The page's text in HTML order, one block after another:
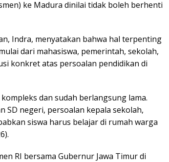
ke Madura dinilai tidak boleh berhenti
Indra, menyatakan bahwa hal terpenting
dari mahasiswa, pemerintah, sekolah,
konkret atas persoalan pendidikan di
dan sudah berlangsung lama.
SD negeri, persoalan kepala sekolah,
siswa harus belajar di rumah warga
RI bersama Gubernur Jawa Timur di